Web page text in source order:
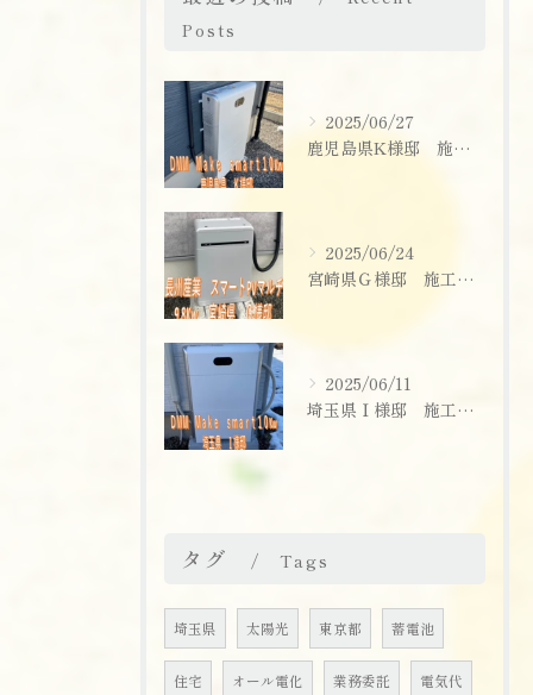
Posts
2025/06/27
鹿児島県K様邸 施工実績
2025/06/24
宮崎県Ｇ様邸 施工実績
2025/06/11
埼玉県Ｉ様邸 施工実績
タグ Tags
埼玉県 太陽光 東京都 蓄電池
住宅 オール電化 業務委託 電気代